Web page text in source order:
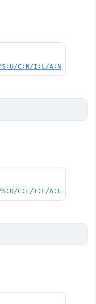
S:U/C:N/I:L/A:N
S:U/C:L/I:L/A:L